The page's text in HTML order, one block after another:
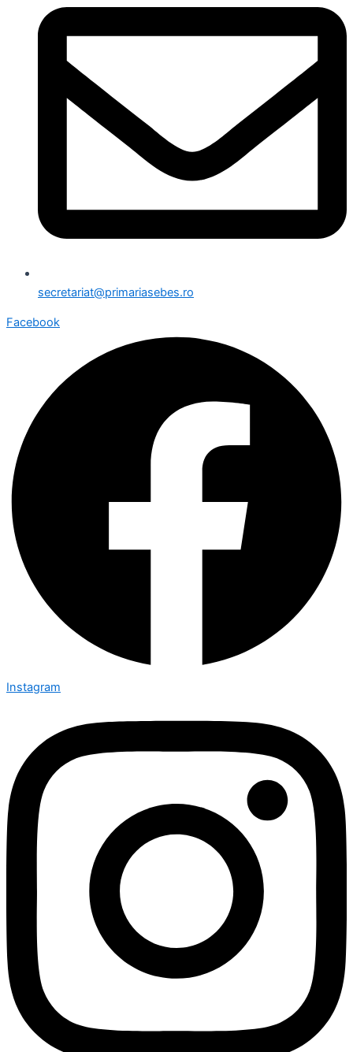
secretariat@primariasebes.ro
Facebook
Instagram